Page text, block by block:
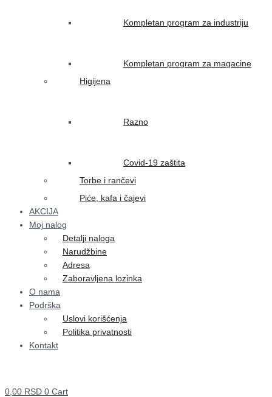
Kompletan program za industriju
Kompletan program za magacine
Higijena
Razno
Covid-19 zaštita
Torbe i rančevi
Piće, kafa i čajevi
AKCIJA
Moj nalog
Detalji naloga
Narudžbine
Adresa
Zaboravljena lozinka
O nama
Podrška
Uslovi korišćenja
Politika privatnosti
Kontakt
0,00 RSD 0 Cart